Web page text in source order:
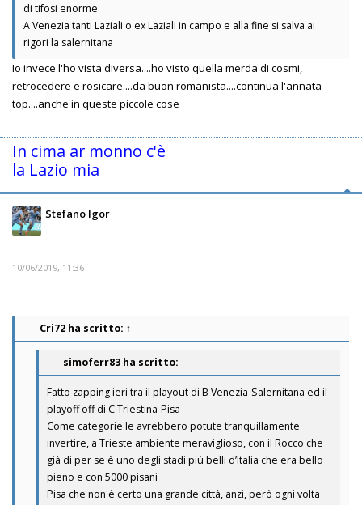
di tifosi enorme
A Venezia tanti Laziali o ex Laziali in campo e alla fine si salva ai
rigori la salernitana
Io invece l'ho vista diversa....ho visto quella merda di cosmi,
retrocedere e rosicare....da buon romanista....continua l'annata
top....anche in queste piccole cose
In cima ar monno c'è
la Lazio mia
Stefano Igor
10/06/2019, 11:36
Cri72 ha scritto: ↑
simoferr83 ha scritto:
Fatto zapping ieri tra il playout di B Venezia-Salernitana ed il
playoff off di C Triestina-Pisa
Come categorie le avrebbero potute tranquillamente
invertire, a Trieste ambiente meraviglioso, con il Rocco che
già di per se è uno degli stadi più belli d’Italia che era bello
pieno e con 5000 pisani
Pisa che non è certo una grande città, anzi, però ogni volta